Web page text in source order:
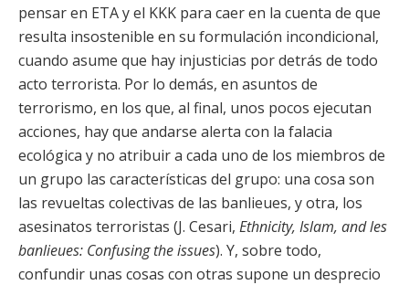
pensar en ETA y el KKK para caer en la cuenta de que
resulta insostenible en su formulación incondicional,
cuando asume que hay injusticias por detrás de todo
acto terrorista. Por lo demás, en asuntos de
terrorismo, en los que, al final, unos pocos ejecutan
acciones, hay que andarse alerta con la falacia
ecológica y no atribuir a cada uno de los miembros de
un grupo las características del grupo: una cosa son
las revueltas colectivas de las banlieues, y otra, los
asesinatos terroristas (J. Cesari, Ethnicity, Islam, and les
banlieues: Confusing the issues). Y, sobre todo,
confundir unas cosas con otras supone un desprecio